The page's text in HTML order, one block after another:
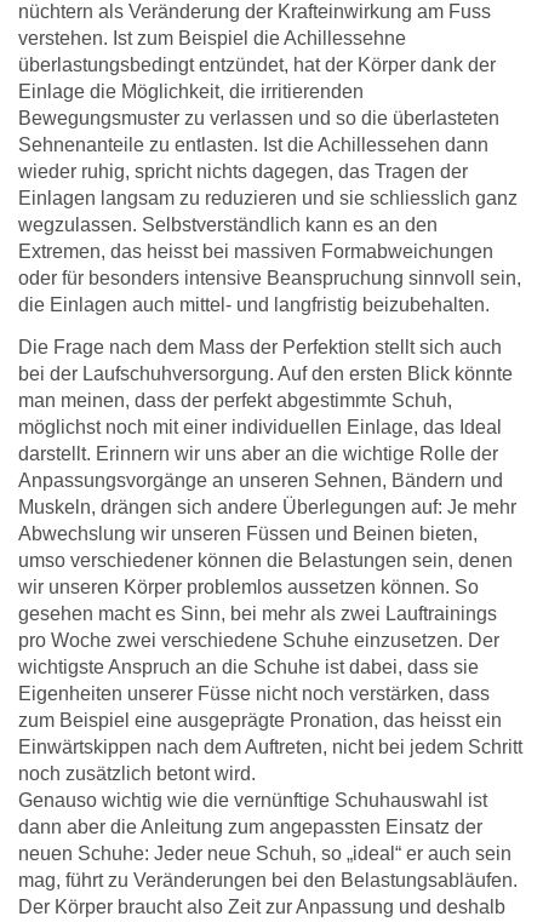
nüchtern als Veränderung der Krafteinwirkung am Fuss
verstehen. Ist zum Beispiel die Achillessehne
überlastungsbedingt entzündet, hat der Körper dank der
Einlage die Möglichkeit, die irritierenden
Bewegungsmuster zu verlassen und so die überlasteten
Sehnenanteile zu entlasten. Ist die Achillessehen dann
wieder ruhig, spricht nichts dagegen, das Tragen der
Einlagen langsam zu reduzieren und sie schliesslich ganz
wegzulassen. Selbstverständlich kann es an den
Extremen, das heisst bei massiven Formabweichungen
oder für besonders intensive Beanspruchung sinnvoll sein,
die Einlagen auch mittel- und langfristig beizubehalten.
Die Frage nach dem Mass der Perfektion stellt sich auch
bei der Laufschuhversorgung. Auf den ersten Blick könnte
man meinen, dass der perfekt abgestimmte Schuh,
möglichst noch mit einer individuellen Einlage, das Ideal
darstellt. Erinnern wir uns aber an die wichtige Rolle der
Anpassungsvorgänge an unseren Sehnen, Bändern und
Muskeln, drängen sich andere Überlegungen auf: Je mehr
Abwechslung wir unseren Füssen und Beinen bieten,
umso verschiedener können die Belastungen sein, denen
wir unseren Körper problemlos aussetzen können. So
gesehen macht es Sinn, bei mehr als zwei Lauftrainings
pro Woche zwei verschiedene Schuhe einzusetzen. Der
wichtigste Anspruch an die Schuhe ist dabei, dass sie
Eigenheiten unserer Füsse nicht noch verstärken, dass
zum Beispiel eine ausgeprägte Pronation, das heisst ein
Einwärtskippen nach dem Auftreten, nicht bei jedem Schritt
noch zusätzlich betont wird.
Genauso wichtig wie die vernünftige Schuhauswahl ist
dann aber die Anleitung zum angepassten Einsatz der
neuen Schuhe: Jeder neue Schuh, so „ideal“ er auch sein
mag, führt zu Veränderungen bei den Belastungsabläufen.
Der Körper braucht also Zeit zur Anpassung und deshalb